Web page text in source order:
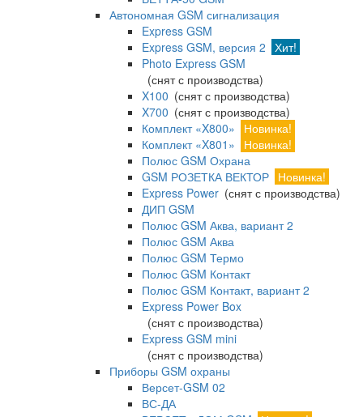
Автономная GSM сигнализация
Express GSM
Express GSM, версия 2 Хит!
Photo Express GSM
(снят с производства)
X100 (снят с производства)
X700 (снят с производства)
Комплект «X800»
Новинка!
Комплект «X801»
Новинка!
Полюс GSM Охрана
GSM РОЗЕТКА ВЕКТОР Новинка!
Express Power (снят с производства)
ДИП GSM
Полюс GSM Аква, вариант 2
Полюс GSM Аква
Полюс GSM Термо
Полюс GSM Контакт
Полюс GSM Контакт, вариант 2
Express Power Box
(снят с производства)
Express GSM mini
(снят с производства)
Приборы GSM охраны
Версет-GSM 02
ВС-ДА